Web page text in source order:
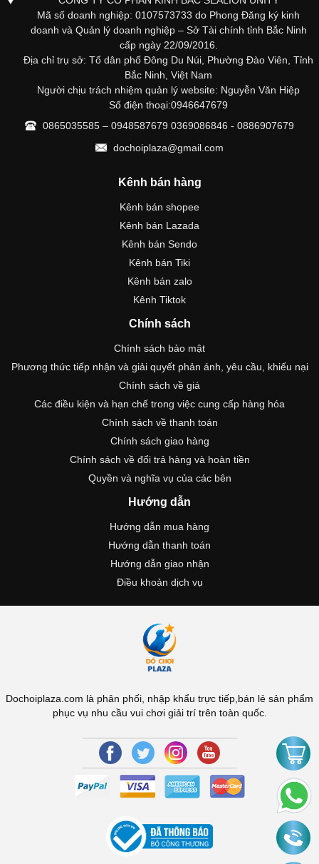
Mã số doanh nghiệp: 0107573733 do Phong Đăng ký kinh
doanh và Quản lý doanh nghiệp – Sở Tài chính tỉnh Bắc Ninh
cấp ngày 22/09/2016.
Địa chỉ trụ sở: Tổ dân phố Đông Du Núi, Phường Đào Viên, Tỉnh
Bắc Ninh, Việt Nam
Người chịu trách nhiệm quản lý website: Nguyễn Văn Hiệp
Số điện thoại:0946647679
0865035585 – 0948587679 0369086846 - 0886907679
dochoiplaza@gmail.com
Kênh bán hàng
Kênh bán shopee
Kênh bán Lazada
Kênh bán Sendo
Kênh bán Tiki
Kênh bán zalo
Kênh Tiktok
Chính sách
Chính sách bảo mật
Phương thức tiếp nhận và giải quyết phản ánh, yêu cầu, khiếu nại
Chính sách về giá
Các điều kiện và hạn chế trong việc cung cấp hàng hóa
Chính sách về thanh toán
Chính sách giao hàng
Chính sách về đổi trả hàng và hoàn tiền
Quyền và nghĩa vụ của các bên
Hướng dẫn
Hướng dẫn mua hàng
Hướng dẫn thanh toán
Hướng dẫn giao nhận
Điều khoản dịch vụ
Dochoiplaza.com là phân phối, nhập khẩu trực tiếp,bán lẻ sản phẩm
phục vụ nhu cầu vui chơi giải trí trên toàn quốc.